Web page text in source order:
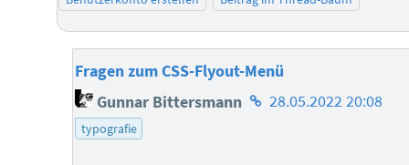
Fragen zum CSS-Flyout-Menü
Gunnar Bittersmann Homepage
28.05.2022 20:08
typografie